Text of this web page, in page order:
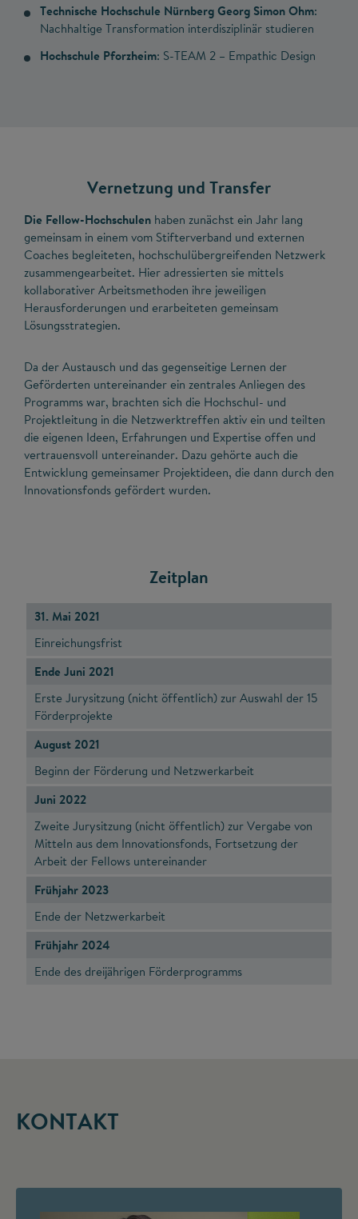
Technische Hochschule Nürnberg Georg Simon Ohm:
Nachhaltige Transformation interdisziplinär studieren
Hochschule Pforzheim: S-TEAM 2 – Empathic Design
Vernetzung und Transfer
Die Fellow-Hochschulen haben zunächst ein Jahr lang
gemeinsam in einem vom Stifterverband und externen
Coaches begleiteten, hochschulübergreifenden Netzwerk
zusammengearbeitet. Hier adressierten sie mittels
kollaborativer Arbeitsmethoden ihre jeweiligen
Herausforderungen und erarbeiteten gemeinsam
Lösungsstrategien.
Da der Austausch und das gegenseitige Lernen der
Geförderten untereinander ein zentrales Anliegen des
Programms war, brachten sich die Hochschul- und
Projektleitung in die Netzwerktreffen aktiv ein und teilten
die eigenen Ideen, Erfahrungen und Expertise offen und
vertrauensvoll untereinander. Dazu gehörte auch die
Entwicklung gemeinsamer Projektideen, die dann durch den
Innovationsfonds gefördert wurden.
Zeitplan
31. Mai 2021
Einreichungsfrist
Ende Juni 2021
Erste Jurysitzung (nicht öffentlich) zur Auswahl der 15
Förderprojekte
August 2021
Beginn der Förderung und Netzwerkarbeit
Juni 2022
Zweite Jurysitzung (nicht öffentlich) zur Vergabe von
Mitteln aus dem Innovationsfonds, Fortsetzung der
Arbeit der Fellows untereinander
Frühjahr 2023
Ende der Netzwerkarbeit
Frühjahr 2024
Ende des dreijährigen Förderprogramms
KONTAKT